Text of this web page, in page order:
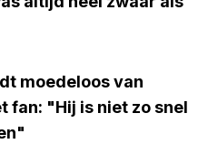
moedeloos van
fan: "Hij is niet zo snel